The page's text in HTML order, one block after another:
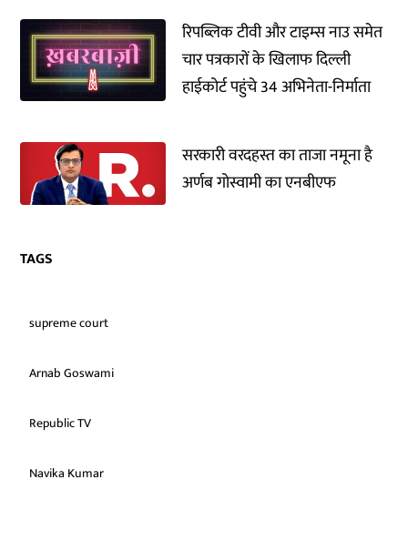
रिपब्लिक टीवी और टाइम्स नाउ समेत
चार पत्रकारों के खिलाफ दिल्ली
हाईकोर्ट पहुंचे 34 अभिनेता-निर्माता
सरकारी वरदहस्त का ताजा नमूना है
अर्णब गोस्वामी का एनबीएफ
TAGS
supreme court
Arnab Goswami
Republic TV
Navika Kumar